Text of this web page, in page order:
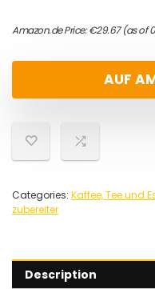
Amazon.de Price:€29.67(as of
AUF
Categories: Kaffee, Tee und
zubereiter
Description